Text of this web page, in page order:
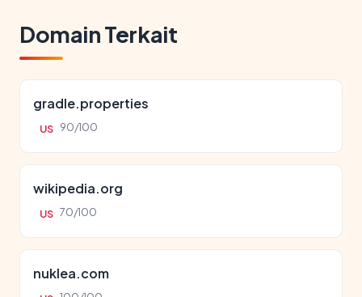
Domain Terkait
gradle.properties
US 90/100
wikipedia.org
US 70/100
nuklea.com